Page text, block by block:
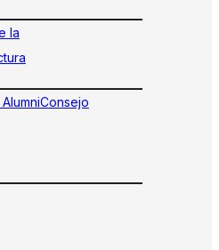
la
Consejo